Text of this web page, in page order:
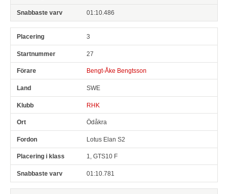
01:10.486
3
27
Bengt-Åke Bengtsson
SWE
RHK
Ödåkra
Lotus Elan S2
1, GTS10 F
01:10.781